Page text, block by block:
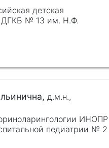
детская
ДГКБ № 13 им. Н.Ф.
д.м.н.,
ИНОПР
педиатрии № 2